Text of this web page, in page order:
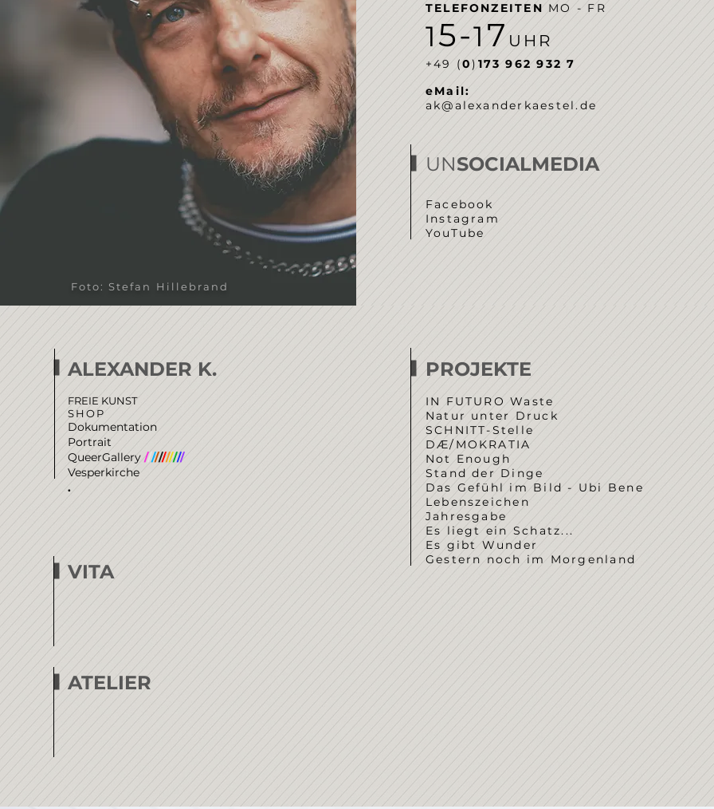
Foto: Stefan Hillebrand
TELEFONZEITEN MO - FR
15-1 7 UHR
‭+49 (0) 173 962 932 7‬
eMail:
ak@alexanderkaestel.de
UNSOCIALMEDIA
Facebook
Instagram
YouTube
ALEXANDER K.
FREIE KUNST
SHOP
Dokumentation
Portrait
QueerGallery ///////////
Vesperkirche
.
VITA
ATELIER
PROJEKTE
IN FUTURO Waste
Natur unter Druck
SCHNITT-Stelle
DÆ/MOKRATIA
Not Enough
Stand der Dinge
Das Gefühl im Bild - Ubi Bene
Lebenszeichen
Jahresgabe
Es liegt ein Schatz...
Es gibt Wunder
Gestern noch im Morgenland